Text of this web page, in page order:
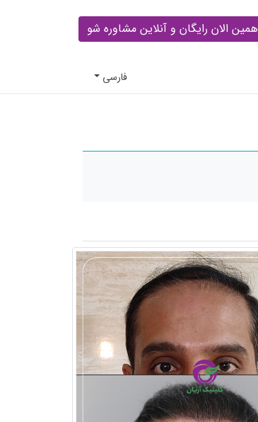
همین الان رایگان و آنلاین مشاوره شو
فارسى